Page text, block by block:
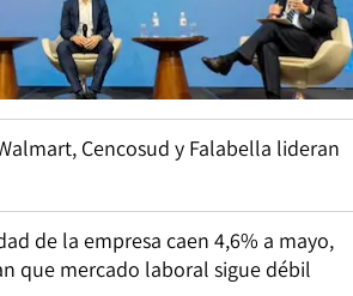
Cencosud y Falabella lideran
de la empresa caen 4,6% a mayo,
que mercado laboral sigue débil